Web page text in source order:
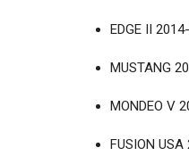
EDGE II
MUSTANG
MONDEO V
FUSION